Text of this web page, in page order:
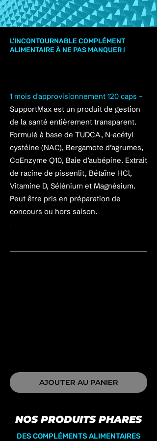
L’INCONTOURNABLE COMPLÉMENT
ALIMENTAIRE À NE PAS MANQUER !
1 mois d'approvisionnement 120 caps -
SupportMax est un produit de gestion
de la santé entièrement transparent.
Formulé à base de TUDCA, N-acétyl
cystéine (NAC), Bergamote d’agrumes,
CoEnzyme Q10, Baie d’aubépine. Extrait
de racine de pissenlit, Bétaïne HCl,
Vitamine D, Sélénium et Magnésium.
Peut être pris en préparation de
concours ou hors saison.
AJOUTER AU PANIER
NOS PRODUITS PHARES
DES COMPLÉMENTS ALIMENTAIRES